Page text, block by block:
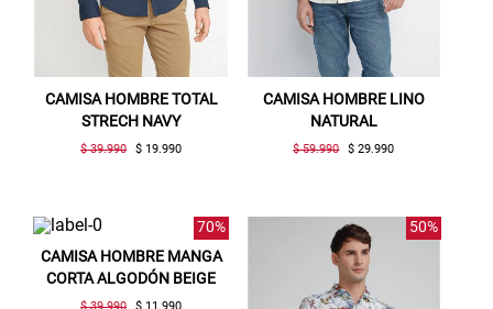
CAMISA HOMBRE TOTAL
STRECH NAVY
$ 39.990 $ 19.990
CAMISA HOMBRE LINO
NATURAL
$ 59.990 $ 29.990
70%
CAMISA HOMBRE MANGA
CORTA ALGODÓN BEIGE
$ 39.990 $ 11.990
50%